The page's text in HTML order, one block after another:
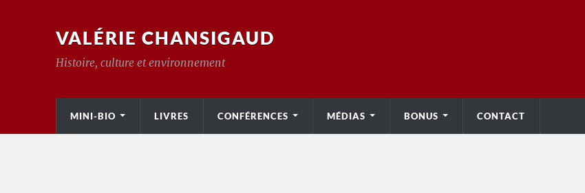
VALÉRIE CHANSIGAUD
Histoire, culture et environnement
MINI-BIO LIVRES CONFÉRENCES MÉDIAS BONUS CONTACT